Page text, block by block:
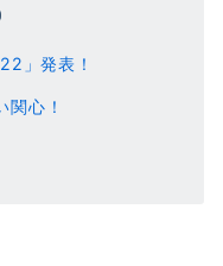
」発表！
心！